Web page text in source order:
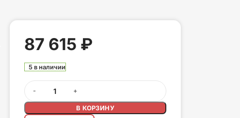
87 615 ₽
5 в наличии
В КОРЗИНУ